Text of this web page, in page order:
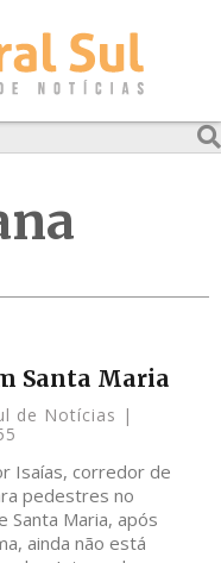
Santa Maria
de Notícias
Isaías, corredor de
pedestres no
Santa Maria, após
ainda não está